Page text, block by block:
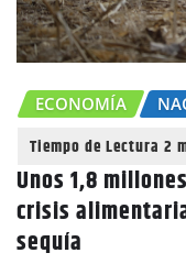
ECONOMÍA
Unos 1,8
crisis
sequía